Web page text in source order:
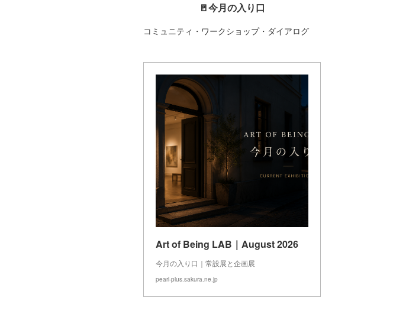
🚪今月の入り口
コミュニティ・ワークショップ・ダイアログ
Art of Being LAB｜August 2026
今月の入り口｜常設展と企画展
pearl-plus.sakura.ne.jp